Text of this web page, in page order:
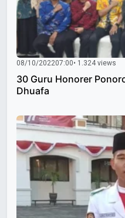
08/10/202207:00• 1.324 views
30 Guru Honorer
Dhuafa